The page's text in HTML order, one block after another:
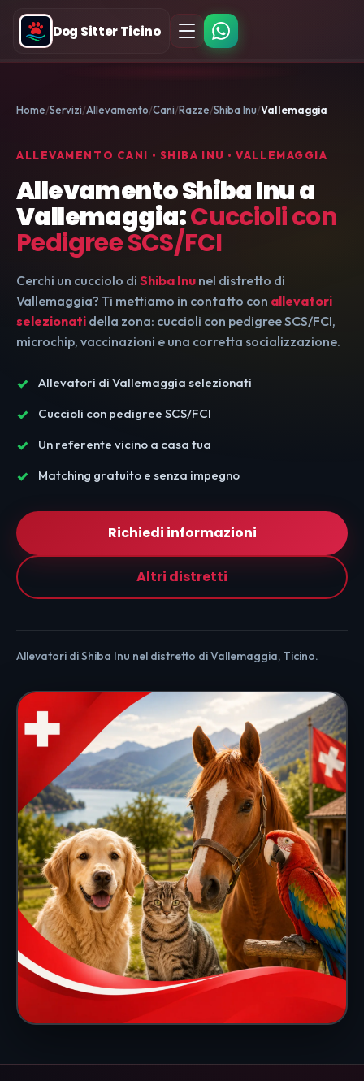
Dog Sitter Ticino
Home Servizi Allevamento Cani Razze Shiba Inu Vallemaggia
ALLEVAMENTO CANI • SHIBA INU • VALLEMAGGIA
Allevamento Shiba Inu a
Vallemaggia:Cuccioli con
Pedigree SCS/FCI
Cerchi un cucciolo di Shiba Inu nel distretto di
Vallemaggia? Ti mettiamo in contatto con allevatori
selezionati della zona: cuccioli con pedigree SCS/FCI,
microchip, vaccinazioni e una corretta socializzazione.
Allevatori di Vallemaggia selezionati
Cuccioli con pedigree SCS/FCI
Un referente vicino a casa tua
Matching gratuito e senza impegno
Richiedi informazioni
Altri distretti
Allevatori di Shiba Inu nel distretto di Vallemaggia, Ticino.